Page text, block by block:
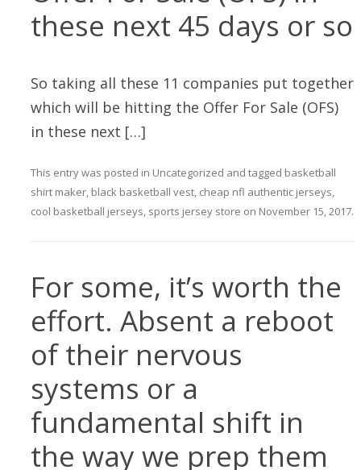
these next 45 days or so
So taking all these 11 companies put together
which will be hitting the Offer For Sale (OFS)
in these next […]
This entry was posted in Uncategorized and tagged basketball
shirt maker, black basketball vest, cheap nfl authentic jerseys,
cool basketball jerseys, sports jersey store on November 15, 2017.
For some, it’s worth the
effort. Absent a reboot
of their nervous
systems or a
fundamental shift in
the way we prep them